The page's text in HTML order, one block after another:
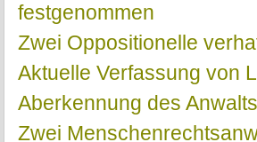
festgenommen
Zwei Oppositionelle
Aktuelle Verfassung von
Aberkennung des
Zwei